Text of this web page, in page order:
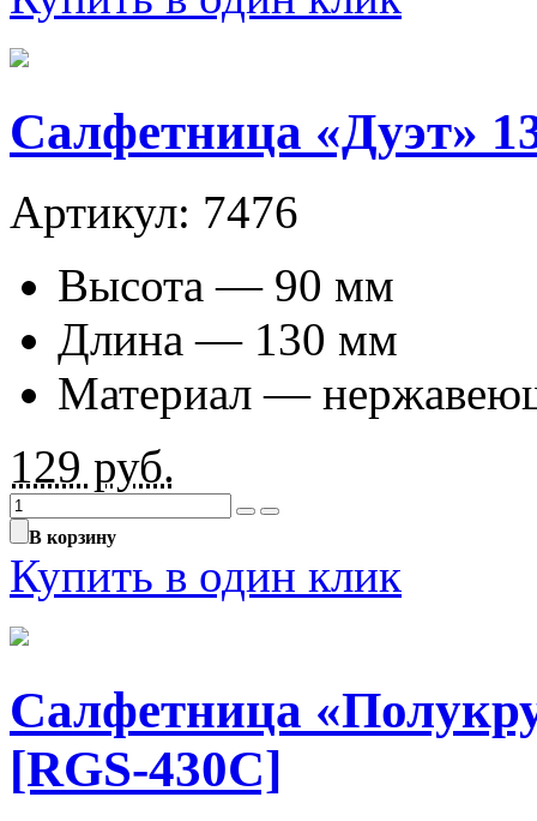
Салфетница «Дуэт»
Артикул: 7476
Высота — 90 мм
Длина — 130 мм
Материал —
129 руб.
В корзину
Купить в один клик
Салфетница
[RGS-430C]